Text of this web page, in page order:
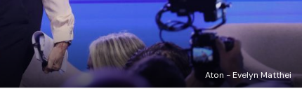
Aton - Evelyn Matthei